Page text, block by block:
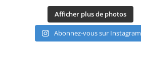
Afficher plus de photos
Abonnez-vous sur Instagram